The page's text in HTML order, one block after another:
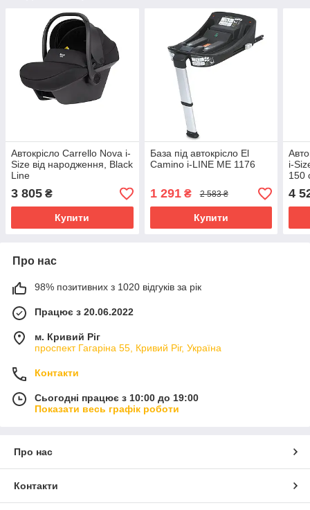
Автокрісло Carrello Nova i-
Size від народження, Black
Line
3 805 ₴
Купити
База під автокрісло El
Camino i-LINE ME 1176
1 291₴ 2 583 ₴
Купити
i-
150
4
Про нас
98% позитивних з 1020 відгуків за рік
Працює з 20.06.2022
м. Кривий Ріг
проспект Гагаріна 55, Кривий Ріг, Україна
Контакти
Сьогодні працює з 10:00 до 19:00
Показати весь графік роботи
Про нас
Контакти